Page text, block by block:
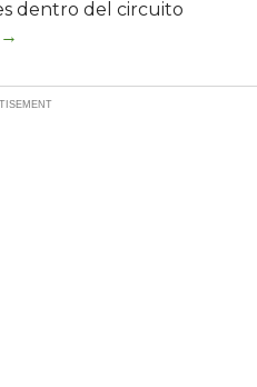
dentro del circuito